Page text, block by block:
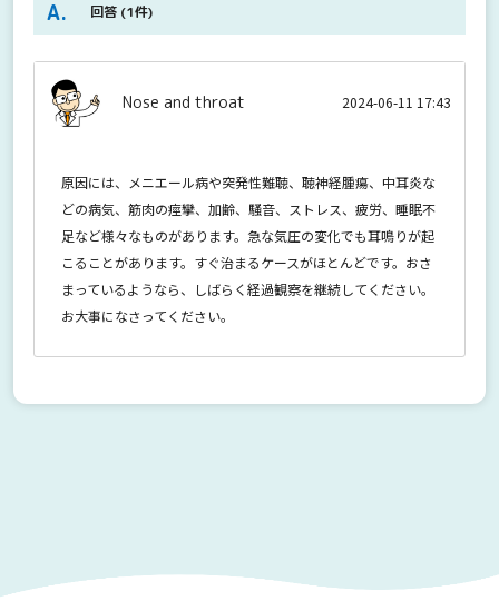
回答 (1件)
Nose and throat 2024-06-11 17:43
原因には、メニエール病や突発性難聴、聴神経腫瘍、中耳炎な
どの病気、筋肉の痙攣、加齢、騒音、ストレス、疲労、睡眠不
足など様々なものがあります。急な気圧の変化でも耳鳴りが起
こることがあります。すぐ治まるケースがほとんどです。おさ
まっているようなら、しばらく経過観察を継続してください。
お大事になさってください。